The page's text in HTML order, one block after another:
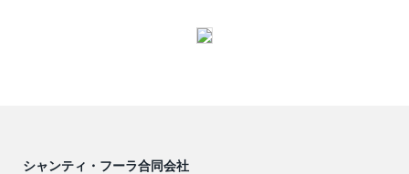
シャンティ・フーラ合同会社